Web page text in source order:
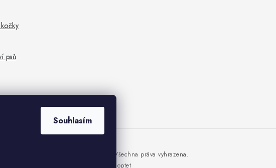
Souhlasím
psů
Vytvořil Shoptet
. Všechna práva vyhrazena.